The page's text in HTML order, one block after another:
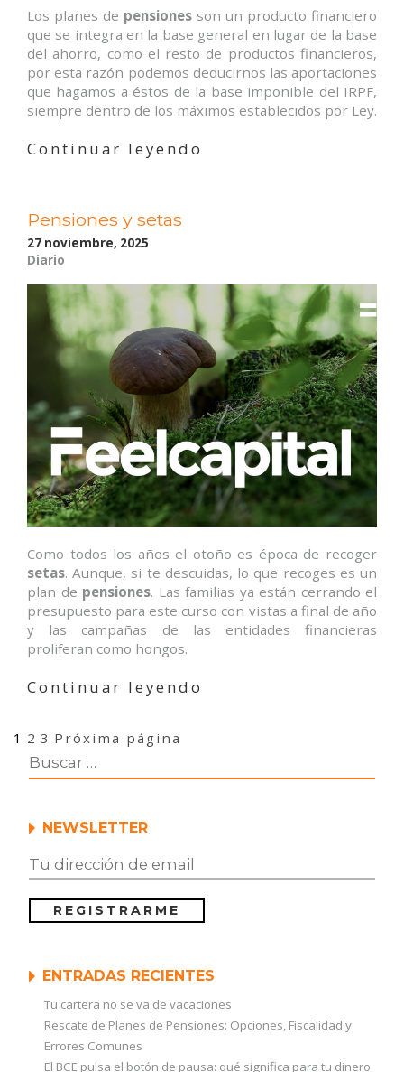
Los planes de pensiones son un producto financiero
que se integra en la base general en lugar de la base
del ahorro, como el resto de productos financieros,
por esta razón podemos deducirnos las aportaciones
que hagamos a éstos de la base imponible del IRPF,
siempre dentro de los máximos establecidos por Ley.
Continuar leyendo
Pensiones y setas
27 noviembre, 2025
Diario
Como todos los años el otoño es época de recoger
setas. Aunque, si te descuidas, lo que recoges es un
plan de pensiones. Las familias ya están cerrando el
presupuesto para este curso con vistas a final de año
y las campañas de las entidades financieras
proliferan como hongos.
Continuar leyendo
Navegación
de
entradas
Página
1 Página
2 Página
3 Próxima página
NEWSLETTER
ENTRADAS RECIENTES
Tu cartera no se va de vacaciones
Rescate de Planes de Pensiones: Opciones, Fiscalidad y
Errores Comunes
El BCE pulsa el botón de pausa: qué significa para tu dinero